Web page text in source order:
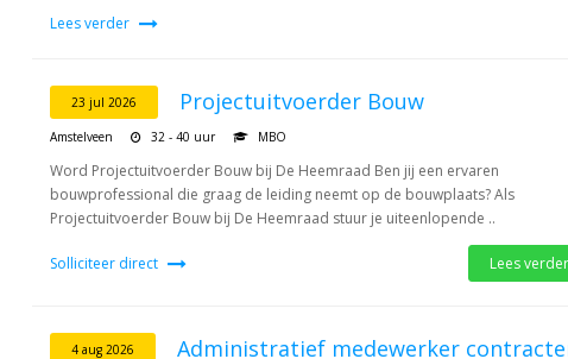
Lees verder
23 jul 2026 Projectuitvoerder Bouw
Amstelveen 32 - 40 uur MBO
Word Projectuitvoerder Bouw bij De Heemraad Ben jij een ervaren
bouwprofessional die graag de leiding neemt op de bouwplaats? Als
Projectuitvoerder Bouw bij De Heemraad stuur je uiteenlopende ..
Solliciteer direct Lees verder
4 aug 2026 Administratief medewerker